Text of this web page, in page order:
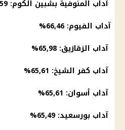
آداب المنوفية بشبين الكوم: 66,59%
آداب الفيوم: 66,46%
آداب الزقازيق: 65,98%
آداب كفر الشيخ: 65,61%
آداب أسوان: 65,61%
آداب بورسعيد: 65,49%